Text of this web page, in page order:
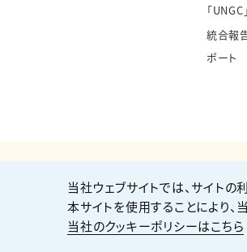
「
統合報
ポート
個人情報保護方針 サイト利用
当社ウェブサイトでは、サイト
本サイトを使用することにより
当社のクッキーポリシーはこちら